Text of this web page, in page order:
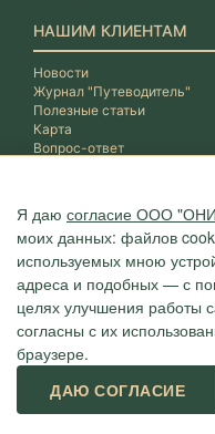
Я даю согласие ООО
моих данных: файлов
используемых мною
адреса и подобных — с
целях улучшения работы
согласны с их
браузере.
ДАЮ СОГЛАСИЕ
НАШИМ КЛИЕНТАМ
Новости
Журнал "Путеводитель"
Полезные статьи
Карта
Вопрос-ответ
г. Сочи, ул.Навагинская,